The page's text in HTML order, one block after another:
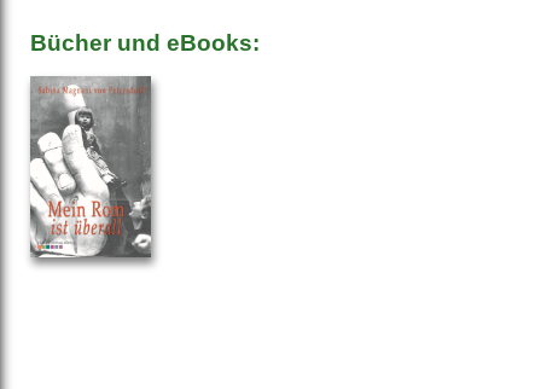
Bücher und eBooks: